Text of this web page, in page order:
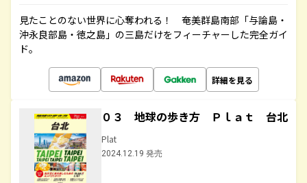
見たことのない世界に心奪われる！ 奄美群島南部「与論島・
沖永良部島・徳之島」の三島だけをフィーチャーした完全ガイ
ド。
詳細を見る
０３ 地球の歩き方 Ｐｌａｔ 台北
Plat
2024.12.19 発売